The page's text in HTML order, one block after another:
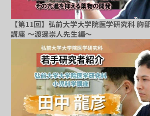
【第11回】弘前大学大学院医学研究科 胸
講座 ～渡邊崇人先生編～